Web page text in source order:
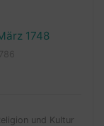
1748
und Kultur